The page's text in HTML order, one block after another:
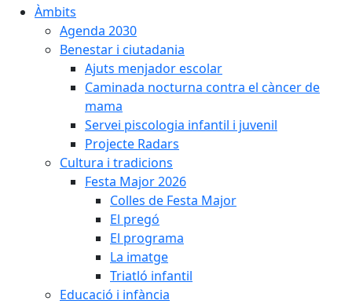
Àmbits
Agenda 2030
Benestar i ciutadania
Ajuts menjador escolar
Caminada nocturna contra el càncer de
mama
Servei piscologia infantil i juvenil
Projecte Radars
Cultura i tradicions
Festa Major 2026
Colles de Festa Major
El pregó
El programa
La imatge
Triatló infantil
Educació i infància